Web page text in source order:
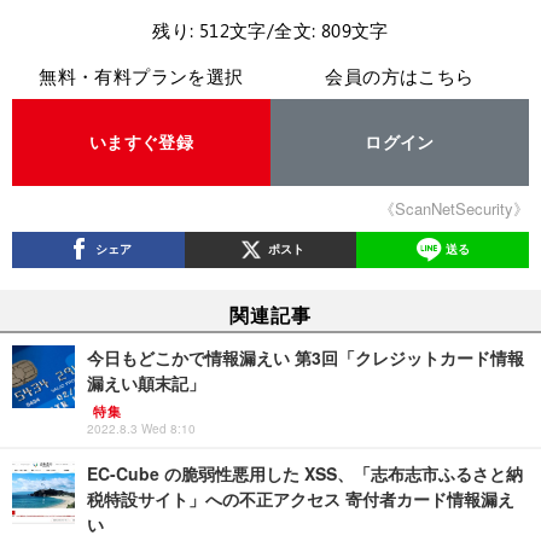
残り: 512文字/全文: 809文字
無料・有料プランを選択
いますぐ登録
会員の方はこちら
ログイン
《ScanNetSecurity》
シェア ポスト 送る
関連記事
今日もどこかで情報漏えい 第3回「クレジットカード情報
漏えい顛末記」
特集
2022.8.3 Wed 8:10
EC-Cube の脆弱性悪用した XSS、「志布志市ふるさと納
税特設サイト」への不正アクセス 寄付者カード情報漏え
い